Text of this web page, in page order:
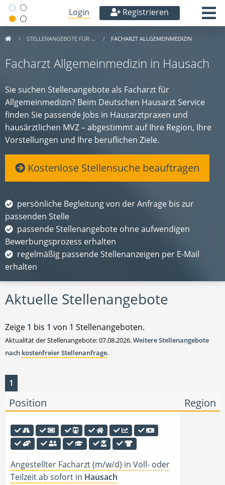
Login Registrieren
STELLENANGEBOTE FÜR … FACHARZT ALLGEMEINMEDIZIN
Facharzt Allgemeinmedizin in Hausach
Sie suchen Stellenangebote als Facharzt für
Allgemeinmedizin? Beim Deutschen Hausarzt Service
finden Sie passende Jobs in Hausarztpraxen und
hausärztlichen MVZ – abgestimmt auf Ihre Region, Ihre
Vorstellungen und Ihre beruflichen Ziele.
Kostenlose Stellensuche beauftragen
persönliche Begleitung von der Anfrage bis zur
passenden Stelle
passende Stellenangebote ohne aufwendigen
Bewerbungsprozess erhalten
regelmäßig passende Stellenanzeigen per E-Mail
erhalten
Aktuelle Stellenangebote
Zeige 1 bis 1 von 1 Stellenangeboten.
Aktualität der Stellenangebote: 07.08.2026.Weitere Stellenangebote
nach kostenfreier Stellenanfrage.
1
Position Region
Angestellter Facharzt (m/w/d) in Voll- oder
Teilzeit ab sofort in Hausach